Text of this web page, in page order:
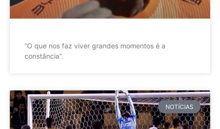
”O que nos faz viver grandes momentos é a
constância”.
NOTÍCIAS